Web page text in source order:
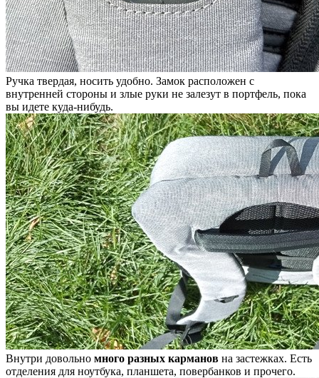
Ручка твердая, носить удобно. Замок расположен с
внутренней стороны и злые руки не залезут в портфель, пока
вы идете куда-нибудь.
Внутри довольно много разных карманов на застежках. Есть
отделения для ноутбука, планшета, повербанков и прочего.